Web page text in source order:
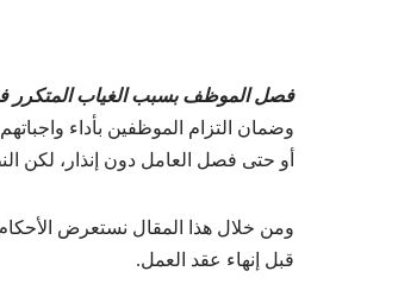
فصل الموظف بسبب الغياب المتكرر
وضمان التزام الموظفين بأداء
أو حتى فصل العامل دون إنذار،
ومن خلال هذا المقال نستعرض الأحكام
قبل إنهاء عقد العمل.